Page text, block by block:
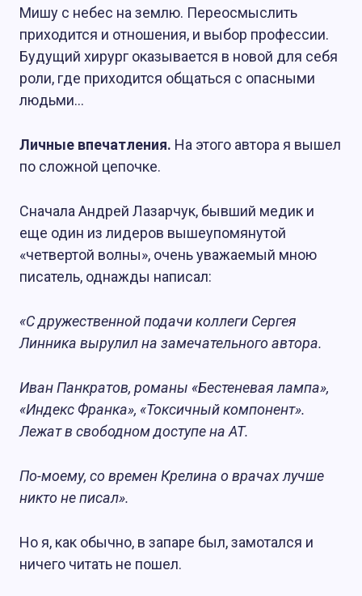
Мишу с небес на землю. Переосмыслить
приходится и отношения, и выбор профессии.
Будущий хирург оказывается в новой для себя
роли, где приходится общаться с опасными
людьми…
Личные впечатления. На этого автора я вышел
по сложной цепочке.
Сначала Андрей Лазарчук, бывший медик и
еще один из лидеров вышеупомянутой
«четвертой волны», очень уважаемый мною
писатель, однажды написал:
«С дружественной подачи коллеги Сергея
Линника вырулил на замечательного автора.
Иван Панкратов, романы «Бестеневая лампа»,
«Индекс Франка», «Токсичный компонент».
Лежат в свободном доступе на АТ.
По-моему, со времен Крелина о врачах лучше
никто не писал».
Но я, как обычно, в запаре был, замотался и
ничего читать не пошел.